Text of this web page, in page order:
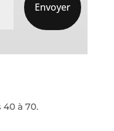
Envoyer
40 à 70.